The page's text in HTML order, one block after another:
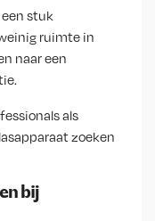
stuk
ruimte in
naar een
als
zoeken
bij